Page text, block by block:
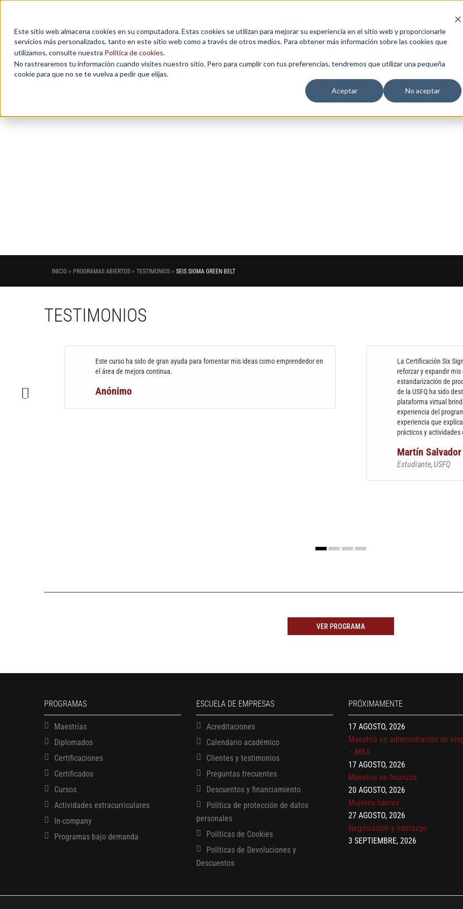
Este sitio web almacena cookies en su computadora. Estas cookies se utilizan para mejorar su experiencia en el sitio web y proporcionarle
servicios más personalizados, tanto en este sitio web como a través de otros medios. Para obtener más información sobre las cookies que
utilizamos, consulte nuestra Política de cookies.
No rastrearemos tu información cuando visites nuestro sitio. Pero para cumplir con tus preferencias, tendremos que utilizar una pequeña
cookie para que no se te vuelva a pedir que elijas.
Aceptar
No aceptar
INICIO > PROGRAMAS ABIERTOS > TESTIMONIOS > SEIS SIGMA GREEN BELT
TESTIMONIOS
Este curso ha sido de gran ayuda para fomentar mis ideas como emprendedor en
el área de mejora continua.
Anónimo
La Certificación Six
reforzar y expandir
estandarización de
de la USFQ ha sido
plataforma virtual
experiencia del
experiencia que
prácticos y actividades
Martín Salvador
Estudiante USFQ
VER PROGRAMA
PROGRAMAS
Maestrías
Diplomados
Certificaciones
Certificados
Cursos
Actividades extracurriculares
In-company
Programas bajo demanda
ESCUELA DE EMPRESAS
Acreditaciones
Calendario académico
Clientes y testimonios
Preguntas frecuentes
Descuentos y financiamiento
Política de protección de datos
personales
Políticas de Cookies
Políticas de Devoluciones y
Descuentos
PRÓXIMAMENTE
13 AGOSTO, 2026
17 AGOSTO, 2026
Gerencia de empresas familiares
17 AGOSTO, 2026
Maestría en administración de
– MBA
17 AGOSTO, 2026
Maestría en finanzas
20 AGOSTO, 2026
Mujeres líderes
27 AGOSTO, 2026
Negociación y liderazgo
3 SEPTIEMBRE, 2026